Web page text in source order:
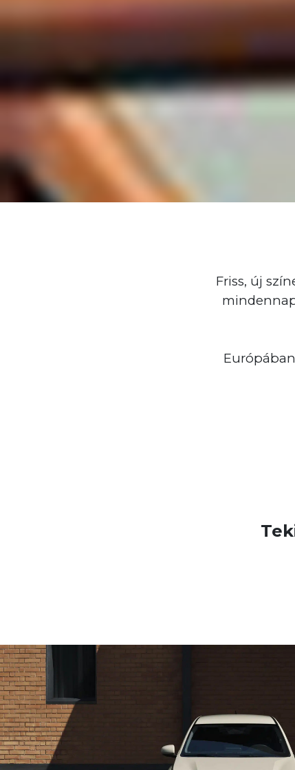
Friss, új